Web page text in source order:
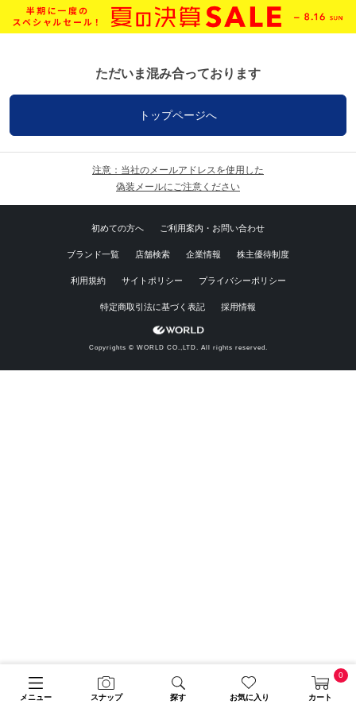
メニュー スナップ 探す お気に入り カート
0
ただいま混み合っております
トップページへ
注意：当社のメールアドレスを使用した
偽装メールにご注意ください
初めての方へ ご利用案内・お問い合わせ
ブランド一覧 店舗検索 企業情報 株主優待制度
利用規約 サイトポリシー プライバシーポリシー
特定商取引法に基づく表記 採用情報
Copyrights © WORLD CO.,LTD. All rights reserved.